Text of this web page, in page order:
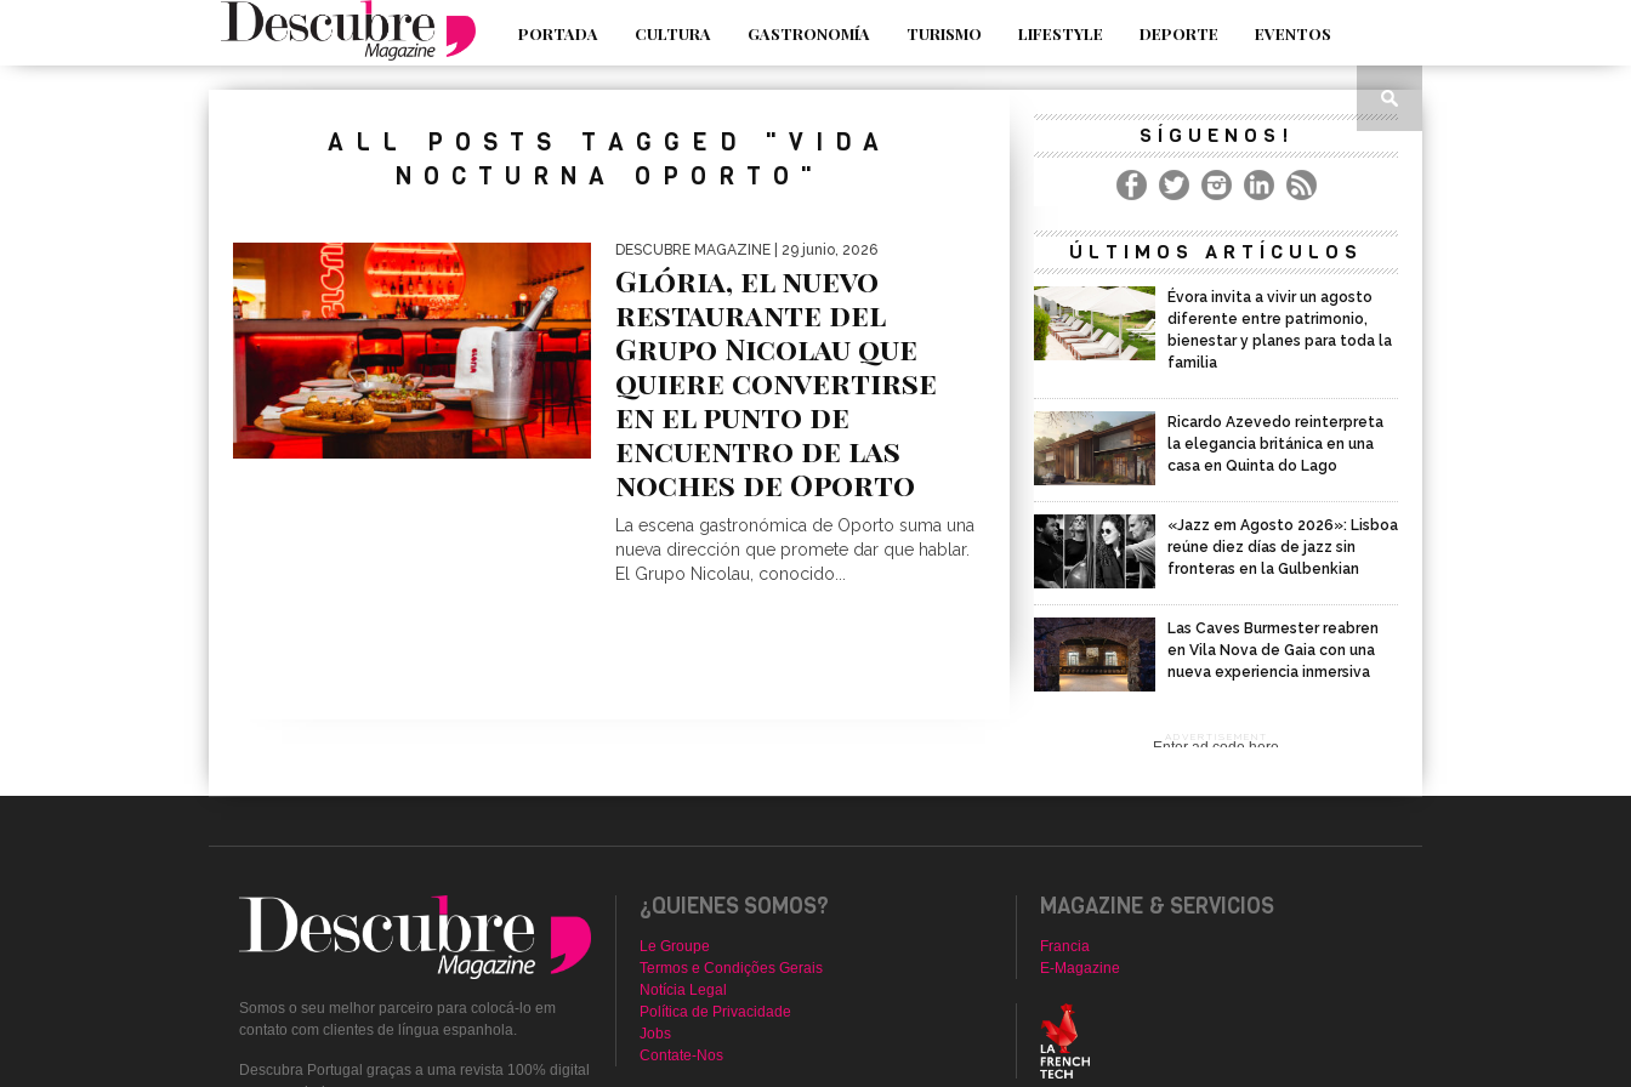
PORTADA CULTURA GASTRONOMÍA TURISMO LIFESTYLE DEPORTE
EVENTOS
google-site-verification=_UCdsju0_s7tEFgjpjNYWdThIX7oTMtHhdhYNQ_fdM4
ALL POSTS TAGGED "VIDA
NOCTURNA OPORTO"
DESCUBRE MAGAZINE | 29 junio, 2026
Glória, el nuevo
restaurante del
Grupo Nicolau que
quiere convertirse
en el punto de
encuentro de las
noches de Oporto
La escena gastronómica de Oporto suma una
nueva dirección que promete dar que hablar.
El Grupo Nicolau, conocido...
SÍGUENOS!
ÚLTIMOS ARTÍCULOS
Évora invita a vivir un agosto
diferente entre patrimonio,
bienestar y planes para toda la
familia
Ricardo Azevedo reinterpreta
la elegancia británica en una
casa en Quinta do Lago
«Jazz em Agosto 2026»: Lisboa
reúne diez días de jazz sin
fronteras en la Gulbenkian
Las Caves Burmester reabren
en Vila Nova de Gaia con una
nueva experiencia inmersiva
ADVERTISEMENT
Enter ad code here
Somos o seu melhor parceiro para colocá-lo em
contato com clientes de língua espanhola.
Descubra Portugal graças a uma revista 100% digital
¿QUIENES SOMOS?
Le Groupe
Termos e Condições Gerais
Notícia Legal
Política de Privacidade
Jobs
Contate-Nos
MAGAZINE & SERVICIOS
Francia
E-Magazine